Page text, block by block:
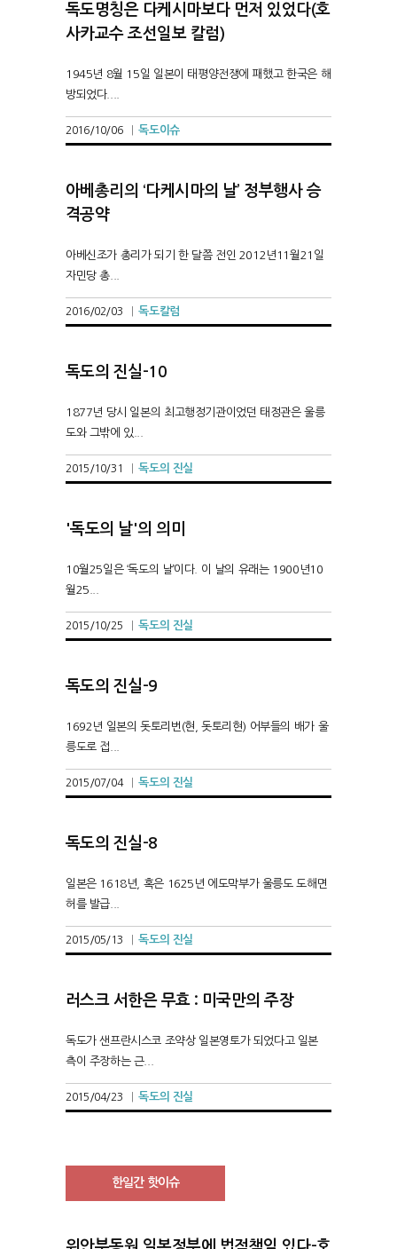
독도명칭은 다케시마보다 먼저 있었다(호
사카교수 조선일보 칼럼)
1945년 8월 15일 일본이 태평양전쟁에 패했고 한국은 해
방되었다....
2016/10/06 |독도이슈
아베총리의 ‘다케시마의 날’ 정부행사 승
격공약
아베신조가 총리가 되기 한 달쯤 전인 2012년11월21일
자민당 총...
2016/02/03 |독도칼럼
독도의 진실-10
1877년 당시 일본의 최고행정기관이었던 태정관은 울릉
도와 그밖에 있...
2015/10/31 |독도의 진실
'독도의 날'의 의미
10월25일은 ‘독도의 날’이다. 이 날의 유래는 1900년10
월25...
2015/10/25 |독도의 진실
독도의 진실-9
1692년 일본의 돗토리번(현, 돗토리현) 어부들의 배가 울
릉도로 접...
2015/07/04 |독도의 진실
독도의 진실-8
일본은 1618년, 혹은 1625년 에도막부가 울릉도 도해면
허를 발급...
2015/05/13 |독도의 진실
러스크 서한은 무효 : 미국만의 주장
독도가 샌프란시스코 조약상 일본영토가 되었다고 일본
측이 주장하는 근...
2015/04/23 |독도의 진실
한일간 핫이슈